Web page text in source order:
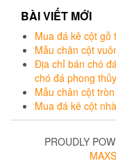
BÀI VIẾT MỚI
Mua đá kê cột gỗ
Mẫu chân cột
Địa chỉ bán chó
chó đá phong thủy
Mẫu chân cột
Mua đá kê cột
PROUDLY